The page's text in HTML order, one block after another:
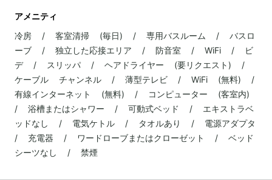
アメニティ
冷房 / 客室清掃 (毎日) / 専用バスルーム / バスロ
ーブ / 独立した応接エリア / 防音室 / WiFi / ビ
デ / スリッパ / ヘアドライヤー (要リクエスト) /
ケーブル チャンネル / 薄型テレビ / WiFi (無料) /
有線インターネット (無料) / コンピューター (客室内)
/ 浴槽またはシャワー / 可動式ベッド / エキストラベ
ッドなし / 電気ケトル / タオルあり / 電源アダプタ
/ 充電器 / ワードローブまたはクローゼット / ベッド
シーツなし / 禁煙